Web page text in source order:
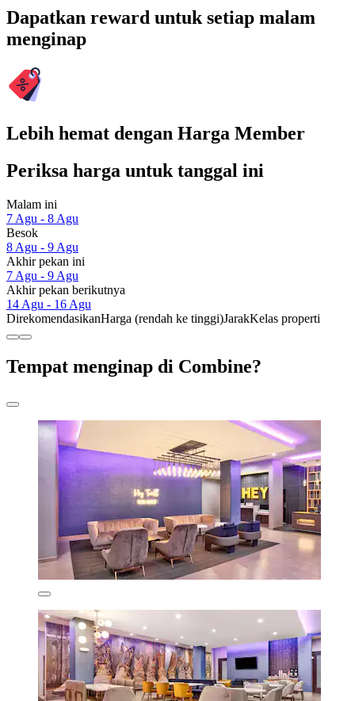
Dapatkan reward untuk setiap malam
menginap
Lebih hemat dengan Harga Member
Periksa harga untuk tanggal ini
Malam ini
7 Agu - 8 Agu
Besok
8 Agu - 9 Agu
Akhir pekan ini
7 Agu - 9 Agu
Akhir pekan berikutnya
14 Agu - 16 Agu
DirekomendasikanHarga (rendah ke tinggi)JarakKelas properti
Tempat menginap di Combine?